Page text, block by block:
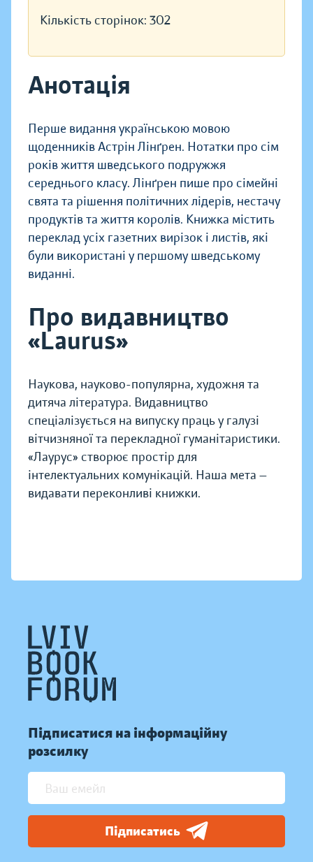
Кількість сторінок: 302
Анотація
Перше видання українською мовою
щоденників Астрін Лінґрен. Нотатки про сім
років життя шведського подружжя
середнього класу. Лінґрен пише про сімейні
свята та рішення політичних лідерів, нестачу
продуктів та життя королів. Книжка містить
переклад усіх газетних вирізок і листів, які
були використані у першому шведському
виданні.
Про видавництво
«Laurus»
Наукова, науково-популярна, художня та
дитяча література. Видавництво
спеціалізується на випуску праць у галузі
вітчизняної та перекладної гуманітаристики.
«Лаурус» створює простір для
інтелектуальних комунікацій. Наша мета —
видавати переконливі книжки.
Підписатися на інформаційну
розсилку
Підписатись